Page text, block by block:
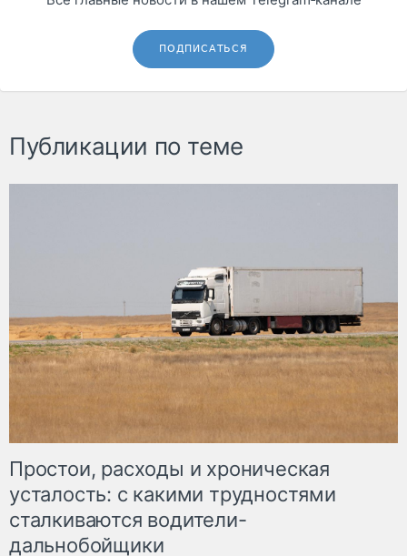
ПОДПИСАТЬСЯ
Публикации по теме
Простои, расходы и хроническая
усталость: с какими трудностями
сталкиваются водители-
дальнобойщики